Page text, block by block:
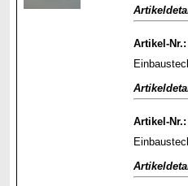
Artikel-Nr.:
Artikel-Nr.: